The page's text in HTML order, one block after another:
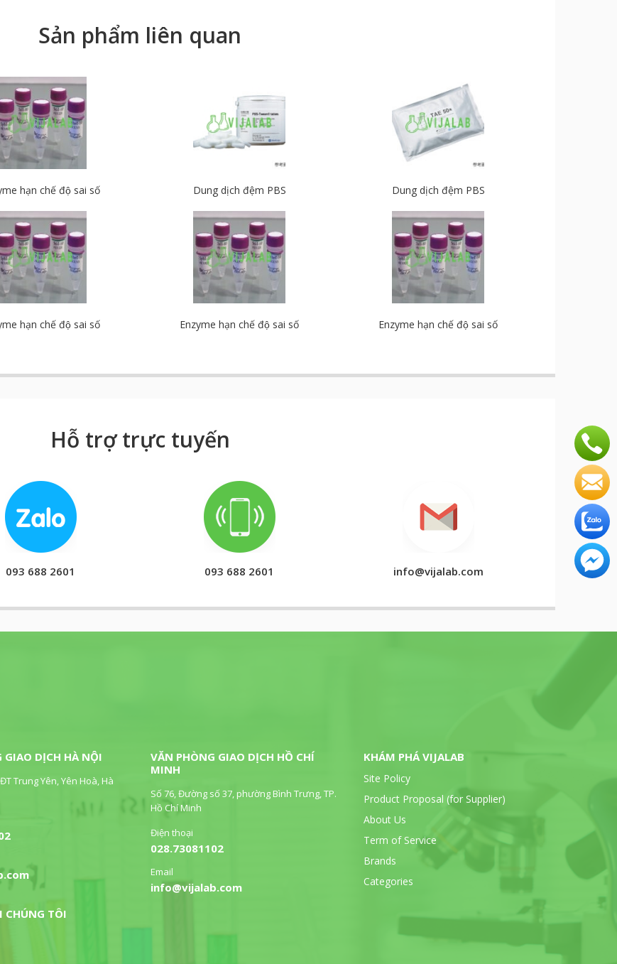
Sản phẩm liên quan
hạn chế độ sai số Dung dịch đệm PBS Dung dịch đệm PBS
hạn chế độ sai số Enzyme hạn chế độ sai số Enzyme hạn chế độ sai số
Hỗ trợ trực tuyến
093 688 2601 093 688 2601 info@vijalab.com
GIAO DỊCH HÀ NỘI
Trung Yên, Yên Hoà, Hà
VĂN PHÒNG GIAO DỊCH HỒ CHÍ
MINH
Số 76, Đường số 37, phường Bình Trưng, TP.
Hồ Chí Minh
Điện thoại
028.73081102
Email
info@vijalab.com
KHÁM PHÁ VIJALAB
Site Policy
Product Proposal (for Supplier)
About Us
Term of Service
Brands
Categories
CHÚNG TÔI